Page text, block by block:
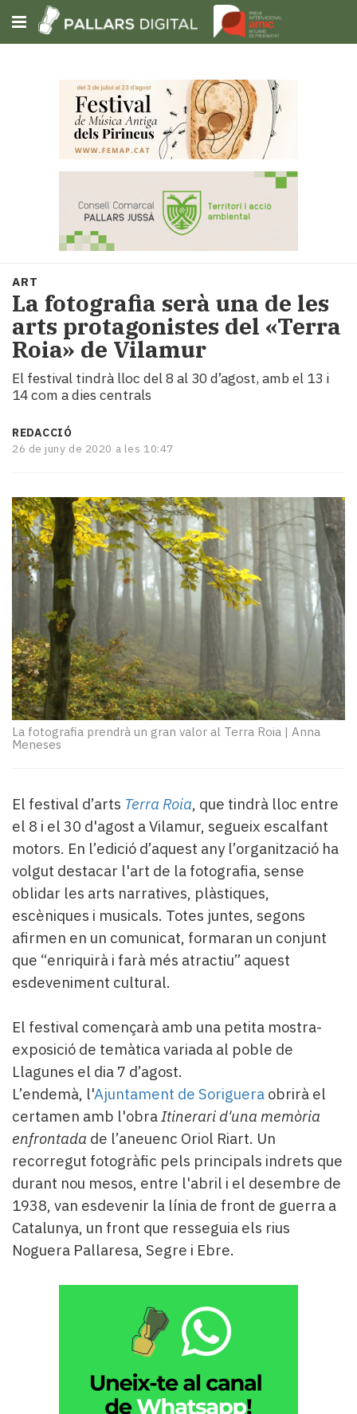
Subscriu-t'hi
Portada
Societat
Política
i
municipis
Economia
turisme
Esports
Mai
i
mitjans
El
temps
Reportatges
Entrevistes
Enquestes
A
escena!
Dis
la
teva!
Subscriptors
La
newsletter
Contingut
patrocinat
Lo
més
llegit...
Editorial
ART
La fotografia serà una de les
arts protagonistes del «Terra
Roia» de Vilamur
El festival tindrà lloc del 8 al 30 d’agost, amb el 13 i
14 com a dies centrals
REDACCIÓ
26 de juny de 2020 a les 10:47
La fotografia prendrà un gran valor al Terra Roia | Anna
Meneses
El festival d’arts Terra Roia, que tindrà lloc entre
el 8 i el 30 d'agost a Vilamur, segueix escalfant
motors. En l’edició d’aquest any l’organització ha
volgut destacar l'art de la fotografia, sense
oblidar les arts narratives, plàstiques,
escèniques i musicals. Totes juntes, segons
afirmen en un comunicat, formaran un conjunt
que “enriquirà i farà més atractiu” aquest
esdeveniment cultural.
El festival començarà amb una petita mostra-
exposició de temàtica variada al poble de
Llagunes el dia 7 d’agost.
L’endemà, l'Ajuntament de Soriguera obrirà el
certamen amb l'obraItinerari d'una memòria
enfrontada de l’aneuenc Oriol Riart. Un
recorregut fotogràfic pels principals indrets que
durant nou mesos, entre l'abril i el desembre de
1938, van esdevenir la línia de front de guerra a
Catalunya, un front que resseguia els rius
Noguera Pallaresa, Segre i Ebre.